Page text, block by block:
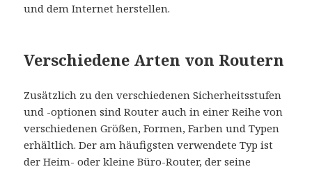
und dem Internet herstellen.
Verschiedene Arten von Routern
Zusätzlich zu den verschiedenen Sicherheitsstufen
und -optionen sind Router auch in einer Reihe von
verschiedenen Größen, Formen, Farben und Typen
erhältlich. Der am häufigsten verwendete Typ ist
der Heim- oder kleine Büro-Router, der seine